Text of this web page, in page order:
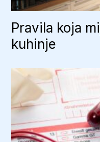
Pravila koja
kuhinje